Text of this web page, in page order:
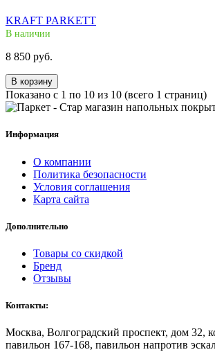
KRAFT PARKETT
В наличии
8 850 руб.
В корзину
Показано с 1 по 10 из 10 (всего 1 страниц)
Информация
О компании
Политика безопасности
Условия соглашения
Карта сайта
Дополнительно
Товары со скидкой
Бренд
Отзывы
Контакты:
Москва, Волгоградский проспект, дом 32,
павильон 167-168, павильон напротив